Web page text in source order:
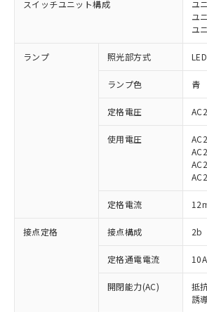
スイッチユニット構成
ユ
ユ
ユ
ランプ 照光部方式
ランプ色 青
定格電圧
使用電圧
定格電流
接点定格 接点構成 2b
定格通電電流 10A
開閉能力(AC)
抵
誘
以下の条件をお読みいただき、
対応済み：EU RoHS指令（
非含有に対応した製品が提供可
対応予定：EU RoHS指令（10物
有に対応した製品に切り替える
対応予定なし：EU RoHS指令
非含有に非対応の商品で、対応